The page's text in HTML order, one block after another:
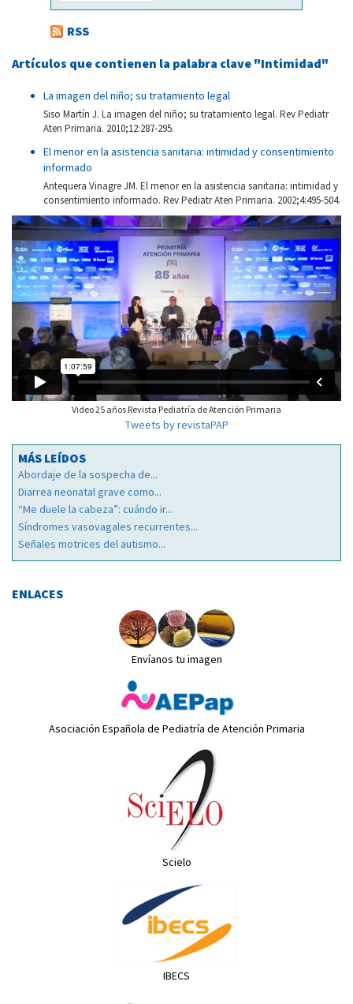
RSS
Artículos que contienen la palabra clave "Intimidad"
La imagen del niño; su tratamiento legal
Siso Martín J. La imagen del niño; su tratamiento legal. Rev Pediatr
Aten Primaria. 2010;12:287-295.
El menor en la asistencia sanitaria: intimidad y consentimiento
informado
Antequera Vinagre JM. El menor en la asistencia sanitaria: intimidad y
consentimiento informado. Rev Pediatr Aten Primaria. 2002;4:495-504.
Video 25 años Revista Pediatría de Atención Primaria
Tweets by revistaPAP
MÁS LEÍDOS
Abordaje de la sospecha de...
Diarrea neonatal grave como...
“Me duele la cabeza”: cuándo ir...
Síndromes vasovagales recurrentes...
Señales motrices del autismo...
ENLACES
Envíanos tu imagen
Asociación Española de Pediatría de Atención Primaria
Scielo
IBECS